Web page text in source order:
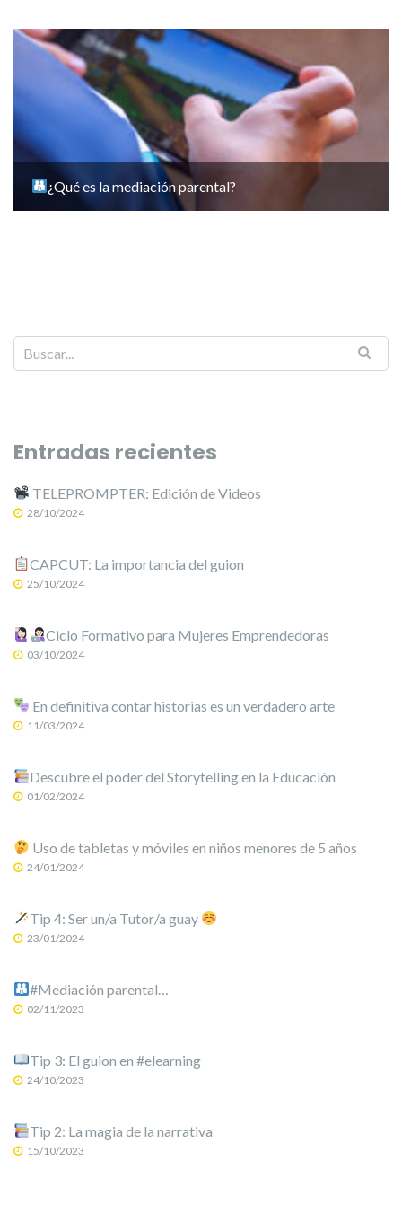
¿Qué es la mediación parental?
Entradas recientes
TELEPROMPTER: Edición de Videos
28/10/2024
CAPCUT: La importancia del guion
25/10/2024
Ciclo Formativo para Mujeres Emprendedoras
03/10/2024
En definitiva contar historias es un verdadero arte
11/03/2024
Descubre el poder del Storytelling en la Educación
01/02/2024
Uso de tabletas y móviles en niños menores de 5 años
24/01/2024
Tip 4: Ser un/a Tutor/a guay
23/01/2024
#Mediación parental…
02/11/2023
Tip 3: El guion en #elearning
24/10/2023
Tip 2: La magia de la narrativa
15/10/2023